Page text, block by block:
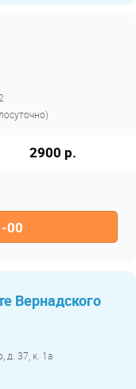
2900 р.
00
Вернадского
д. 37, к. 1а